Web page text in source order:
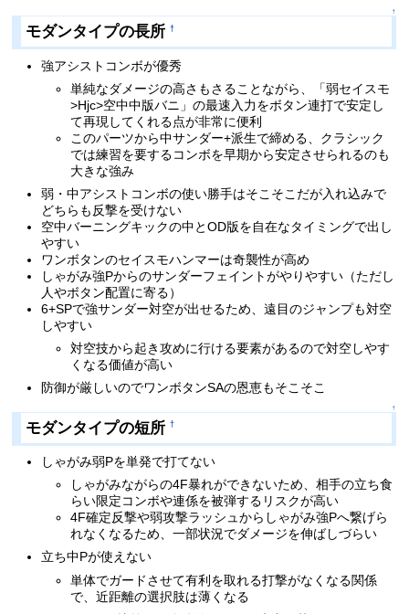
↑
モダンタイプの長所 †
強アシストコンボが優秀
単純なダメージの高さもさることながら、「弱セイスモ
>Hjc>空中中版バニ」の最速入力をボタン連打で安定し
て再現してくれる点が非常に便利
このパーツから中サンダー+派生で締める、クラシック
では練習を要するコンボを早期から安定させられるのも
大きな強み
弱・中アシストコンボの使い勝手はそこそこだが入れ込みで
どちらも反撃を受けない
空中バーニングキックの中とOD版を自在なタイミングで出し
やすい
ワンボタンのセイスモハンマーは奇襲性が高め
しゃがみ強Pからのサンダーフェイントがやりやすい（ただし
人やボタン配置に寄る）
6+SPで強サンダー対空が出せるため、遠目のジャンプも対空
しやすい
対空技から起き攻めに行ける要素があるので対空しやす
くなる価値が高い
防御が厳しいのでワンボタンSAの恩恵もそこそこ
↑
モダンタイプの短所 †
しゃがみ弱Pを単発で打てない
しゃがみながらの4F暴れができないため、相手の立ち食
らい限定コンボや連係を被弾するリスクが高い
4F確定反撃や弱攻撃ラッシュからしゃがみ強Pへ繋げら
れなくなるため、一部状況でダメージを伸ばしづらい
立ち中Pが使えない
単体でガードさせて有利を取れる打撃がなくなる関係
で、近距離の選択肢は薄くなる